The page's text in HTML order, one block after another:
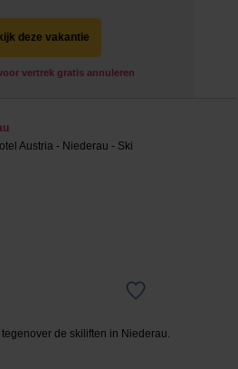
deze vakantie
vertrek gratis annuleren
de skiliften in Niederau.